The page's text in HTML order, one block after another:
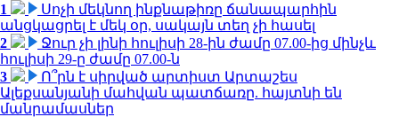
1
Սոչի մեկնող ինքնաթիռը ճանապարհին
անցկացրել է մեկ օր, սակայն տեղ չի հասել
2
Ջուր չի լինի հուլիսի 28-ին ժամը 07.00-ից մինչև
հուլիսի 29-ը ժամը 07.00-ն
3
Ո՞րն է սիրված արտիստ Արտաշես
Ալեքսանյանի մահվան պատճառը. հայտնի են
մանրամասներ